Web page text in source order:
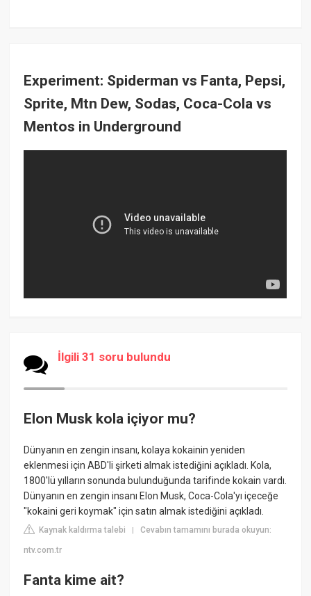
Experiment: Spiderman vs Fanta, Pepsi,
Sprite, Mtn Dew, Sodas, Coca-Cola vs
Mentos in Underground
İlgili 31 soru bulundu
Elon Musk kola içiyor mu?
Dünyanın en zengin insanı, kolaya kokainin yeniden
eklenmesi için ABD'li şirketi almak istediğini açıkladı. Kola,
1800'lü yılların sonunda bulunduğunda tarifinde kokain vardı.
Dünyanın en zengin insanı Elon Musk, Coca-Cola'yı içeceğe
"kokaini geri koymak" için satın almak istediğini açıkladı.
Kaynak kaldırma talebi |Cevabın tamamını burada okuyun:
ntv.com.tr
Fanta kime ait?